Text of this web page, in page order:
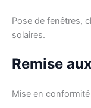
Pose de fenêtres,
solaires.
Remise
Mise en